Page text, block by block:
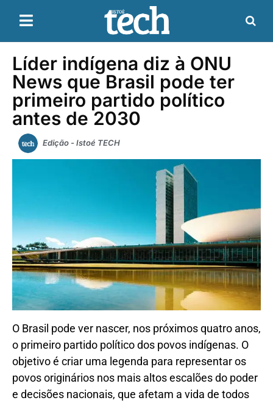
Líder indígena diz à ONU
News que Brasil pode ter
primeiro partido político
antes de 2030
Edição - Istoé TECH
O Brasil pode ver nascer, nos próximos quatro anos,
o primeiro partido político dos povos indígenas. O
objetivo é criar uma legenda para representar os
povos originários nos mais altos escalões do poder
e decisões nacionais, que afetam a vida de todos